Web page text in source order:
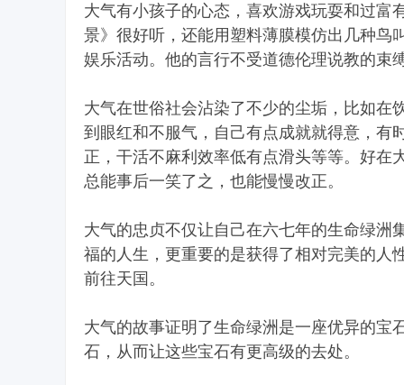
大气有小孩子的心态，喜欢游戏玩耍和过富
景》很好听，还能用塑料薄膜模仿出几种鸟
娱乐活动。他的言行不受道德伦理说教的束
大气在世俗社会沾染了不少的尘垢，比如在
到眼红和不服气，自己有点成就就得意，有
正，干活不麻利效率低有点滑头等等。好在
总能事后一笑了之，也能慢慢改正。
大气的忠贞不仅让自己在六七年的生命绿洲
福的人生，更重要的是获得了相对完美的人
前往天国。
大气的故事证明了生命绿洲是一座优异的宝
石，从而让这些宝石有更高级的去处。